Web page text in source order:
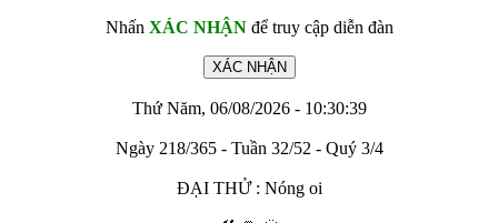
Nhấn XÁC NHẬNđể truy cập diễn đàn
Thứ Năm, 06/08/2026 - 10:30:39
Ngày 218/365 - Tuần 32/52 - Quý 3/4
ĐẠI THỬ : Nóng oi